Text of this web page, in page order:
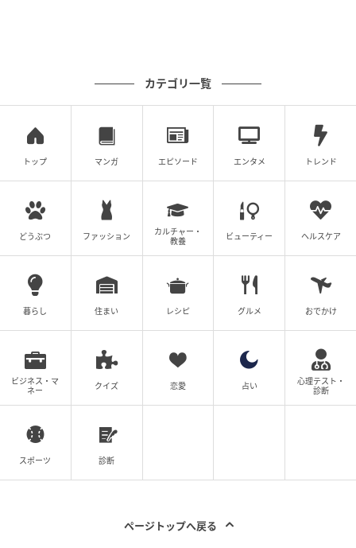
▶次回 【漫画】父の携帯を確認！「姫」「王子」と呼
【全話読む】父がW不倫して家庭崩壊した話
次の記事
【漫画】姉の誕生日プレゼントを横取りした
上に「ブサイク」と暴言を吐く【妹の人生が
大転落 Vol.2】
の記事をもっとみる
カテゴリ一覧
トップ マンガ エピソード エンタメ トレンド
どうぶつ ファッション
カルチャー・
教養
ビューティー ヘルスケア
暮らし 住まい レシピ グルメ おでかけ
ビジネス・マ
ネー
クイズ 恋愛 占い
心理テスト・
診断
スポーツ 診断
ページトップへ戻る